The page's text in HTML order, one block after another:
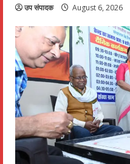
उप संपादक August 6, 2026